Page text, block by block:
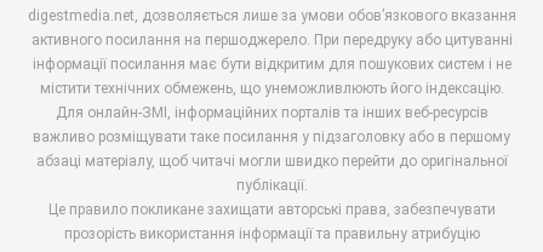
digestmedia.net, дозволяється лише за умови обов’язкового вказання
активного посилання на першоджерело. При передруку або цитуванні
інформації посилання має бути відкритим для пошукових систем і не
містити технічних обмежень, що унеможливлюють його індексацію.
Для онлайн-ЗМІ, інформаційних порталів та інших веб-ресурсів
важливо розміщувати таке посилання у підзаголовку або в першому
абзаці матеріалу, щоб читачі могли швидко перейти до оригінальної
публікації.
Це правило покликане захищати авторські права, забезпечувати
прозорість використання інформації та правильну атрибуцію